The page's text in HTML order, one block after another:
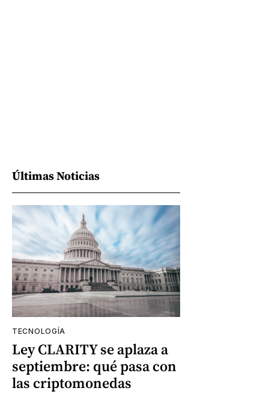
Últimas Noticias
TECNOLOGÍA
Ley CLARITY se aplaza a
septiembre: qué pasa con
las criptomonedas